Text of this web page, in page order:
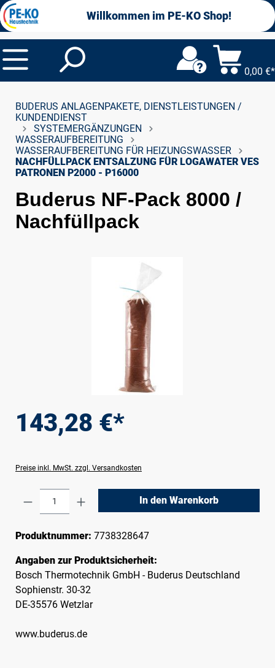
springen Willkommen im PE-KO Shop!
0,00 €*
BUDERUS ANLAGENPAKETE, DIENSTLEISTUNGEN /
KUNDENDIENST
SYSTEMERGÄNZUNGEN
WASSERAUFBEREITUNG
WASSERAUFBEREITUNG FÜR HEIZUNGSWASSER
NACHFÜLLPACK ENTSALZUNG FÜR LOGAWATER VES
PATRONEN P2000 - P16000
Buderus NF-Pack 8000 /
Nachfüllpack
143,28 €*
Preise inkl. MwSt. zzgl. Versandkosten
Produkt Anzahl: Gib den gewünschten
In den Warenkorb
Produktnummer: 7738328647
Angaben zur Produktsicherheit:
Bosch Thermotechnik GmbH - Buderus Deutschland
Sophienstr. 30-32
DE-35576 Wetzlar
www.buderus.de